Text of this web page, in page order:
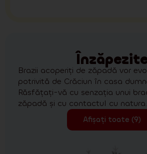
Brazii acoperiți de zăpadă vor
potrivită de Crăciun în casa
Răsfățați-vă cu senzația unui
zăpadă și cu contactul cu natura.
Afișați toate (9)